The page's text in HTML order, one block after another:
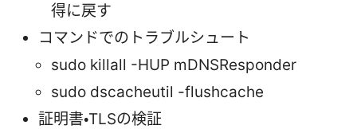
得に戻す
コマンドでのトラブルシュート
sudo killall -HUP mDNSResponder
sudo dscacheutil -flushcache
証明書・TLSの検証